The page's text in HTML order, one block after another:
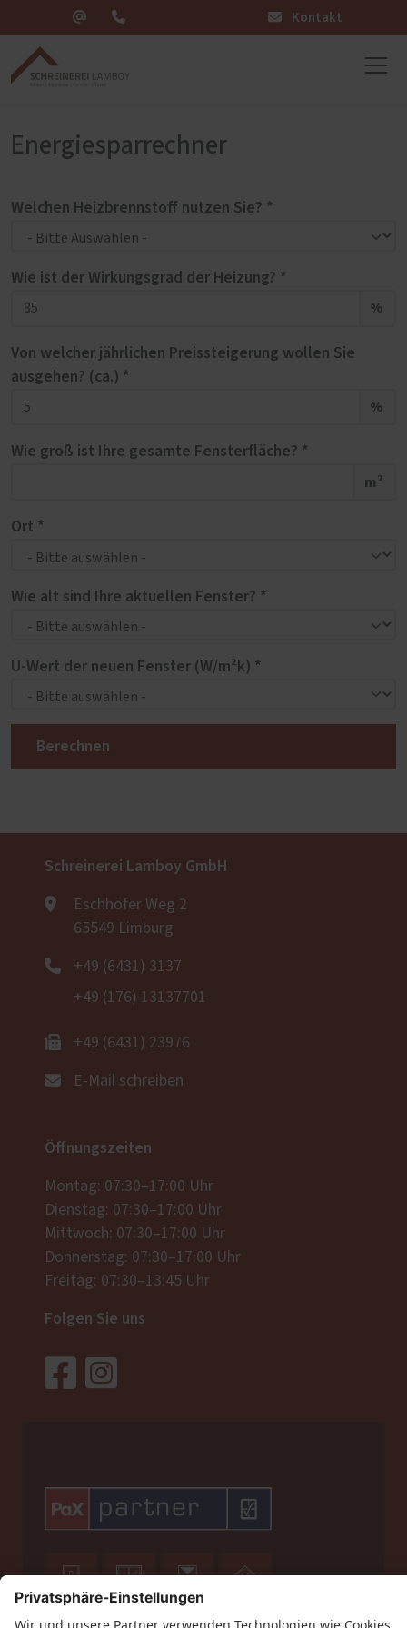
Kontakt
Energiesparrechner
Welchen Heizbrennstoff nutzen Sie? *
Wie ist der Wirkungsgrad der Heizung? *
%
Von welcher jährlichen Preissteigerung wollen Sie
ausgehen? (ca.) *
%
Wie groß ist Ihre gesamte Fensterfläche? *
m²
Ort *
Wie alt sind Ihre aktuellen Fenster? *
U-Wert der neuen Fenster (W/m²k) *
Berechnen
Schreinerei Lamboy GmbH
Eschhöfer Weg 2
65549 Limburg
+49 (6431) 3137
+49 (176) 13137701
+49 (6431) 23976
E-Mail schreiben
Öffnungszeiten
Montag: 07:30–17:00 Uhr
Dienstag: 07:30–17:00 Uhr
Mittwoch: 07:30–17:00 Uhr
Donnerstag: 07:30–17:00 Uhr
Freitag: 07:30–13:45 Uhr
Folgen Sie uns
   